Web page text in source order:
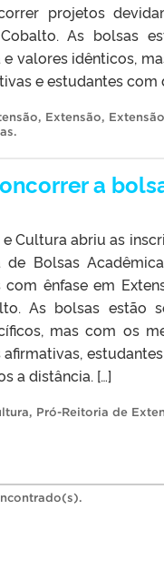
projetos
As bolsas
valores idênticos,
e estudantes com
, Extensão,
.
a
Cultura abriu as
Bolsas
ênfase em
As bolsas estão
mas com os
a distância. […]
, Pró-Reitoria de